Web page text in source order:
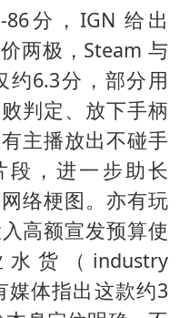
分，IGN 给出
两极，Steam 与
约6.3分，部分用
判定、放下手柄
主播放出不碰手
，进一步助长
络梗图。亦有玩
高额宣发预算使
货（industry
体指出这款约3